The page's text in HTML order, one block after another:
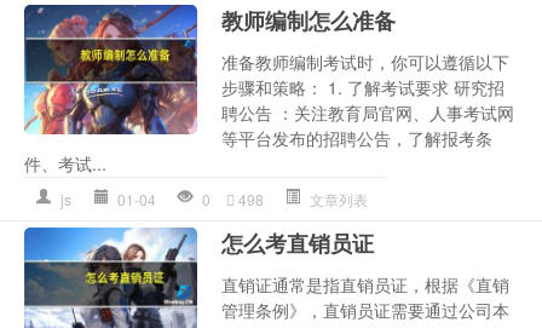
教师编制怎么准备
准备教师编制考试时，你可以遵循以下
步骤和策略： 1. 了解考试要求 研究招
聘公告 ：关注教育局官网、人事考试网
等平台发布的招聘公告，了解报考条
件、考试...
js 01-04 0 498 文章列表
怎么考直销员证
直销证通常是指直销员证，根据《直销
管理条例》，直销员证需要通过公司本